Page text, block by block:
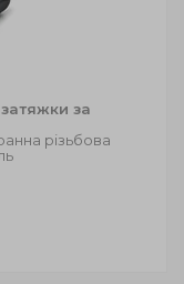
за
різьбова